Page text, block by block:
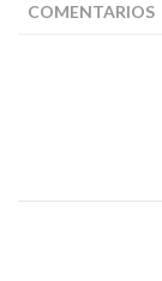
COMENTARIOS